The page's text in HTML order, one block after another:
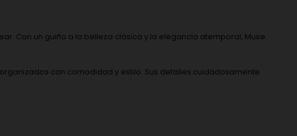
Con un guiño a la belleza clásica y la elegancia atemporal, Muse
con comodidad y estilo. Sus detalles cuidadosamente